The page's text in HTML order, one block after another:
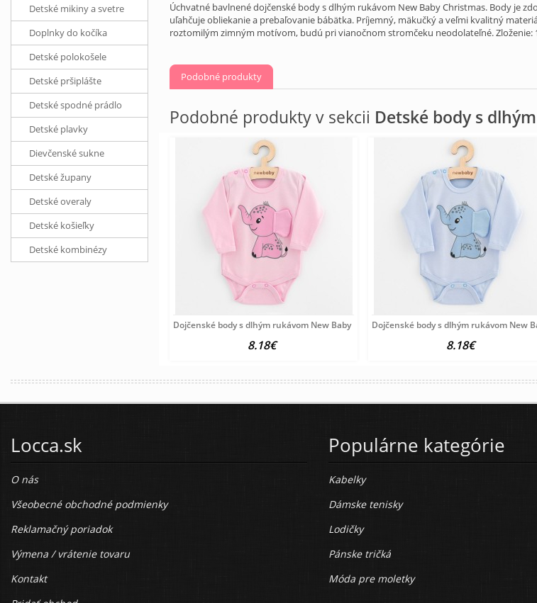
Úchvatné bavlnené dojčenské body s dlhým rukávom New Baby Christmas. Body je
uľahčuje obliekanie a prebaľovanie bábätka. Príjemný, mäkučký a veľmi kvalitný
roztomilým zimným motívom, budú pri vianočnom stromčeku neodolateľné. Zloženie:
Podobné produkty
Podobné produkty v sekcii Detské body s
Dojčenské body s dlhým rukávom New Baby Happy Elephant pink
8.18€
Dojčenské body s dlhým rukávom New
8.18€
Detské mikiny a svetre
Doplnky do kočíka
Detské polokošele
Detské pršiplášte
Detské spodné prádlo
Detské plavky
Dievčenské sukne
Detské župany
Detské overaly
Detské košieľky
Detské kombinézy
Locca.sk
O nás
Všeobecné obchodné podmienky
Reklamačný poriadok
Výmena / vrátenie tovaru
Kontakt
Populárne kategórie
Kabelky
Dámske tenisky
Lodičky
Pánske tričká
Móda pre moletky